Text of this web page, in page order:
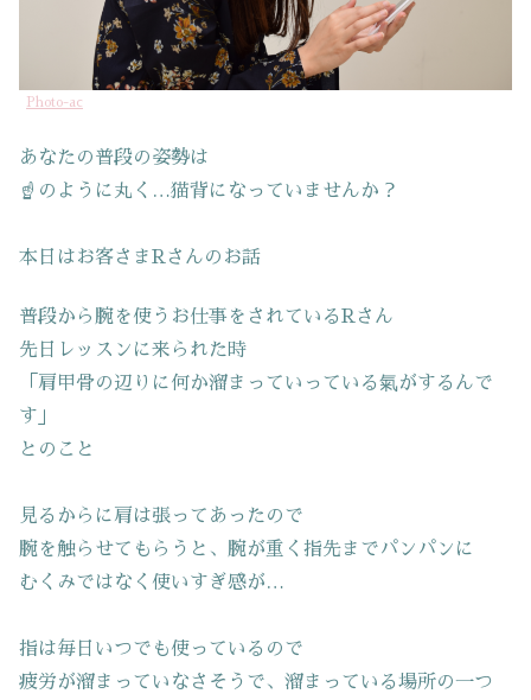
Photo-ac
あなたの普段の姿勢は
☝のように丸く…猫背になっていませんか？
本日はお客さまRさんのお話
普段から腕を使うお仕事をされているRさん
先日レッスンに来られた時
「肩甲骨の辺りに何か溜まっていっている氣がするんで
す」
とのこと
見るからに肩は張ってあったので
腕を触らせてもらうと、腕が重く指先までパンパンに
むくみではなく使いすぎ感が…
指は毎日いつでも使っているので
疲労が溜まっていなさそうで、溜まっている場所の一つ